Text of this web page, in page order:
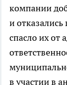
компании
и
спасло их от
в участии в